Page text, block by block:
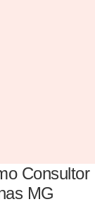
Consultor
MG